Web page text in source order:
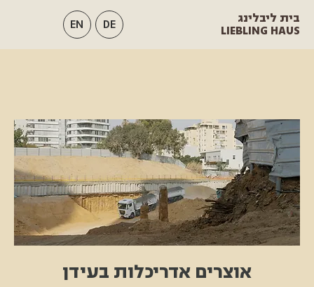
בית ליבלינג
LIEBLING HAUS
EN DE
אוצרים אדריכלות בעידן